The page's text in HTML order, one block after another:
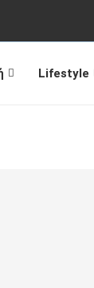
Lifestyle